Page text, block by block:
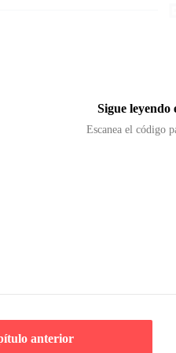
Sigue leyendo
Escanea el código
anterior